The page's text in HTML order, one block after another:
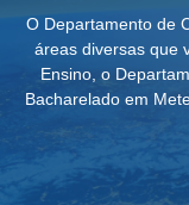
O Departamento de
áreas diversas que
Ensino, o
Bacharelado em